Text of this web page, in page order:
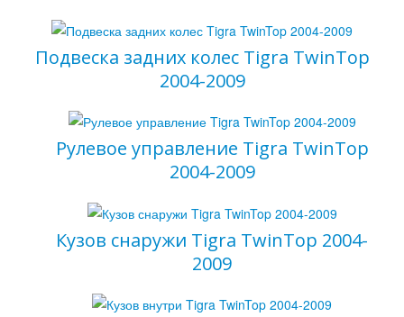
Подвеска задних колес Tigra TwinTop
2004-2009
Рулевое управление Tigra TwinTop
2004-2009
Кузов снаружи Tigra TwinTop 2004-
2009